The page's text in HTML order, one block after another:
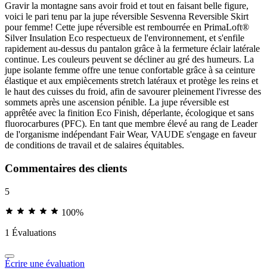
Gravir la montagne sans avoir froid et tout en faisant belle figure,
voici le pari tenu par la jupe réversible Sesvenna Reversible Skirt
pour femme! Cette jupe réversible est rembourrée en PrimaLoft®
Silver Insulation Eco respectueux de l'environnement, et s'enfile
rapidement au-dessus du pantalon grâce à la fermeture éclair latérale
continue. Les couleurs peuvent se décliner au gré des humeurs. La
jupe isolante femme offre une tenue confortable grâce à sa ceinture
élastique et aux empiècements stretch latéraux et protège les reins et
le haut des cuisses du froid, afin de savourer pleinement l'ivresse des
sommets après une ascension pénible. La jupe réversible est
apprêtée avec la finition Eco Finish, déperlante, écologique et sans
fluorocarbures (PFC). En tant que membre élevé au rang de Leader
de l'organisme indépendant Fair Wear, VAUDE s'engage en faveur
de conditions de travail et de salaires équitables.
Commentaires des clients
5
100%
1 Évaluations
Écrire une évaluation